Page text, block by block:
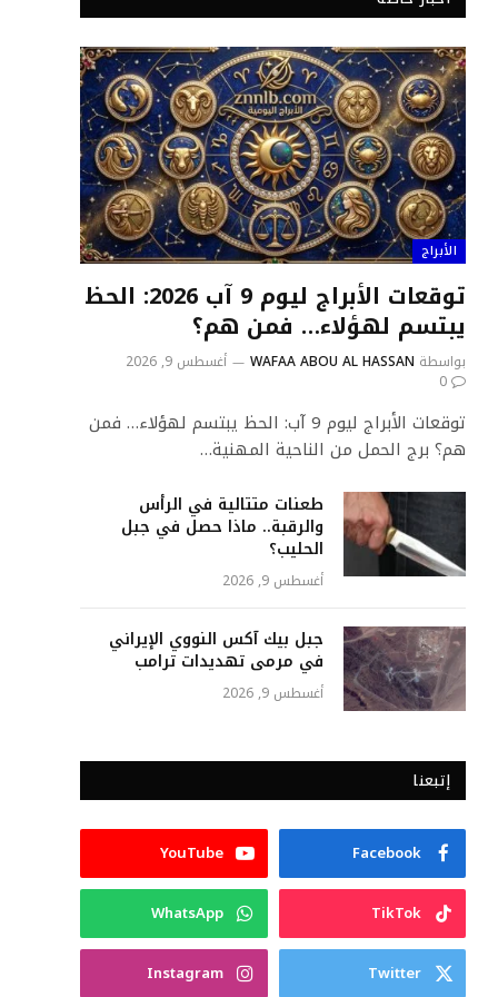
الأبراج
توقعات الأبراج ليوم 9 آب 2026: الحظ
يبتسم لهؤلاء… فمن هم؟
بواسطة WAFAA ABOU AL HASSAN
أغسطس 9, 2026
0
توقعات الأبراج ليوم 9 آب: الحظ يبتسم لهؤلاء… فمن
هم؟ برج الحمل من الناحية المهنية…
طعنات متتالية في الرأس
والرقبة.. ماذا حصل في جبل
الحليب؟
أغسطس 9, 2026
جبل بيك آكس النووي الإيراني
في مرمى تهديدات ترامب
أغسطس 9, 2026
إتبعنا
Facebook
YouTube
TikTok
WhatsApp
Twitter
Instagram